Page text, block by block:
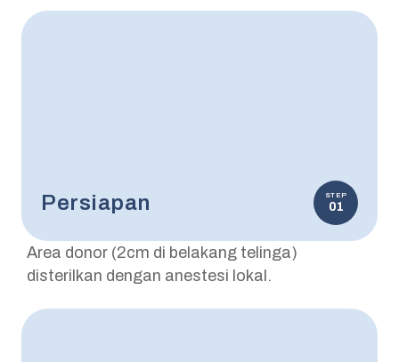
Persiapan STEP
01
Area donor (2cm di belakang telinga)
disterilkan dengan anestesi lokal.